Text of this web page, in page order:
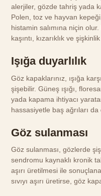
alerjiler, gözde tahriş yada
Polen, toz ve hayvan
histamin salımına niçin
kaşıntı, kızarıklık ve
Işığa duyarlılık
Göz kapaklarınız, ışığa
şişebilir. Güneş ışığı,
yada kapama ihtiyacı
hassasiyetle baş ağrıları da
Göz sulanması
Göz sulanması, gözlerde
sendromu kaynaklı kronik
aşırı üretilmesi ile
sıvıyı aşırı üretirse, göz